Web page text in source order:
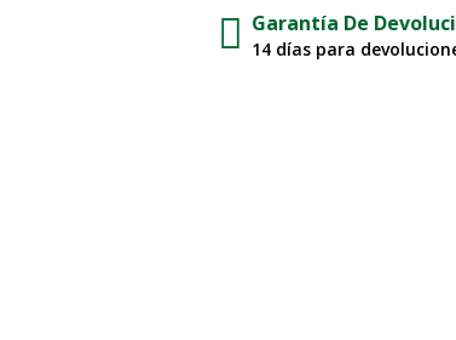
Garantía De
14 días para